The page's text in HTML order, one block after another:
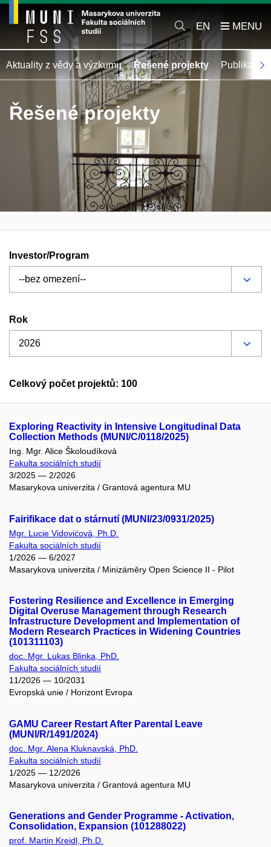
EN
Aktuality z vědy a výzkumu Řešené projekty Publikace
Řešené projekty
Investor/Program
Rok
Celkový počet projektů: 100
Exploring Reactivity in Intensive Longitudinal Data
Collection Methods (MUNI/C/0118/2025)
Ing. Mgr. Alice Školoudíková
Fakulta sociálních studií
3/2025 — 2/2026
Masarykova univerzita / Grantová agentura MU
Fairifikace dat o stárnutí (MUNI/23/0931/2025)
Mgr. Lucie Vidovićová, Ph.D.
Fakulta sociálních studií
1/2026 — 6/2027
Masarykova univerzita / Minizáměry Open Science II - Pilot
Fostering Resilience and Excellence in Emerging
Digital Overuse Management through Research
Infrastructure Development and Implementation of
Modern Research Practices in Widening Countries
(101311103)
doc. Mgr. Lukas Blinka, PhD.
Fakulta sociálních studií
11/2026 — 10/2031
Evropská unie / Horizont Evropa
GAMU Career Restart After Parental Leave
(MUNI/R/1491/2024)
doc. Mgr. Alena Kluknavská, PhD.
Fakulta sociálních studií
1/2025 — 12/2026
Masarykova univerzita / Grantová agentura MU
Generations and Gender Programme - Activation,
Consolidation, Expansion (101288022)
prof. Martin Kreidl, Ph.D.